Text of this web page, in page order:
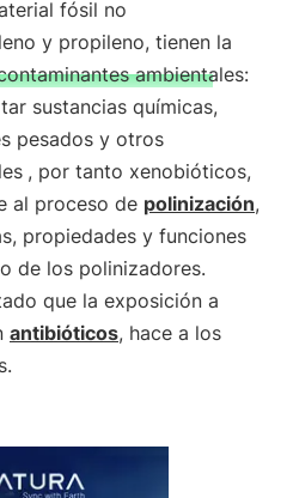
fósil no
y propileno, tienen la
ambientales:
sustancias químicas,
pesados y otros
, por tanto xenobióticos,
al proceso de polinización,
propiedades y funciones
de los polinizadores.
que la exposición a
antibióticos, hace a los